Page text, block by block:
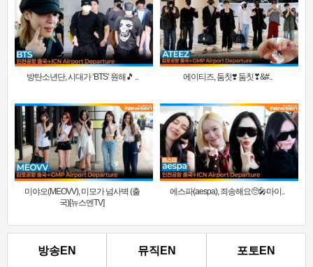
방탄소년단, 시대가 ‘BTS’ 원해🎵 .. 에이티즈, 둠칫❣️ 둠칫❣&#..
미야오(MEOVV), 미모가 넘사벽 (출
국)[뉴스엔TV]
에스파(aespa), 죄송해요🥺🎤마이..
방송EN 뮤직EN 포토EN